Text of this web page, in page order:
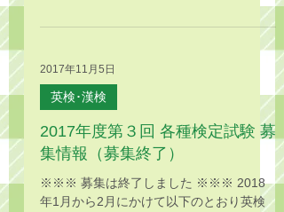
からメールで、またはお電話でお問い合わ
せください。 ◆ DT*+まなび（2/3歳）【
2017年11月5日
英検･漢検
2017年度第３回 各種検定試験 募
集情報（募集終了）
※※※ 募集は終了しました ※※※ 2018
年1月から2月にかけて以下のとおり英検